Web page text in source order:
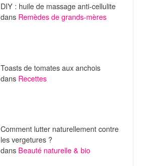
DIY : huile de massage anti-cellulite
dans Remèdes de grands-mères
Toasts de tomates aux anchois
dans Recettes
Comment lutter naturellement contre
les vergetures ?
dans Beauté naturelle & bio